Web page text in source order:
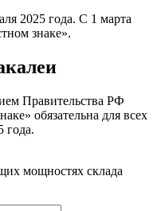
2025 года. С 1 марта
знаке».
Правительства РФ
обязательна для всех
года.
мощностях склада